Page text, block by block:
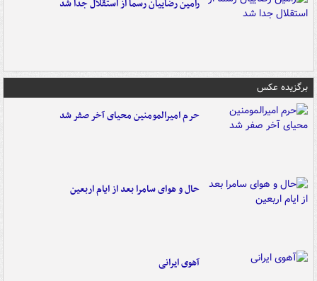
رامین رضاییان رسماً از استقلال جدا شد
برگزیده عکس
حرم امیرالمومنین محیای آخر صفر شد
حال و هوای سامرا بعد از ایام اربعین
آهوی ایرانی